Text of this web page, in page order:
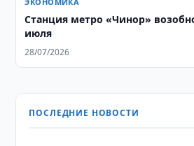
Станция метро «Чинор»
июля
28/07/2026
ПОСЛЕДНИЕ НОВОСТИ